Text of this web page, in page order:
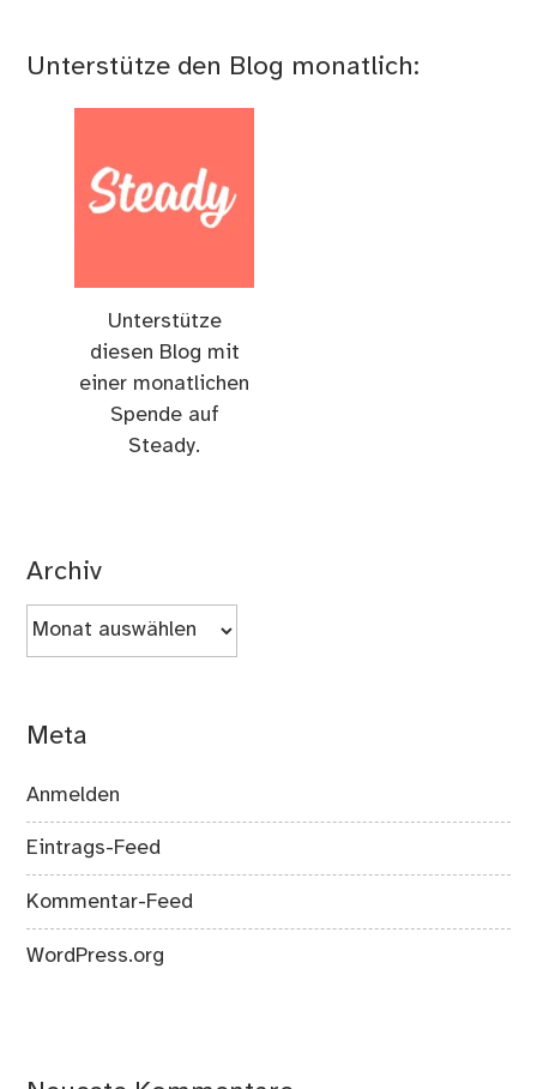
Unterstütze den Blog monatlich:
Unterstütze
diesen Blog mit
einer monatlichen
Spende auf
Steady.
Archiv
Archiv
Meta
Anmelden
Eintrags-Feed
Kommentar-Feed
WordPress.org